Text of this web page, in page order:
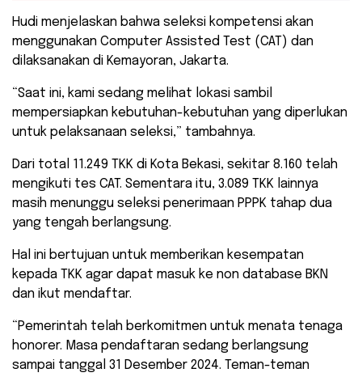
Hudi menjelaskan bahwa seleksi kompetensi akan
menggunakan Computer Assisted Test (CAT) dan
dilaksanakan di Kemayoran, Jakarta.
“Saat ini, kami sedang melihat lokasi sambil
mempersiapkan kebutuhan-kebutuhan yang diperlukan
untuk pelaksanaan seleksi,” tambahnya.
Dari total 11.249 TKK di Kota Bekasi, sekitar 8.160 telah
mengikuti tes CAT. Sementara itu, 3.089 TKK lainnya
masih menunggu seleksi penerimaan PPPK tahap dua
yang tengah berlangsung.
Hal ini bertujuan untuk memberikan kesempatan
kepada TKK agar dapat masuk ke non database BKN
dan ikut mendaftar.
“Pemerintah telah berkomitmen untuk menata tenaga
honorer. Masa pendaftaran sedang berlangsung
sampai tanggal 31 Desember 2024. Teman-teman